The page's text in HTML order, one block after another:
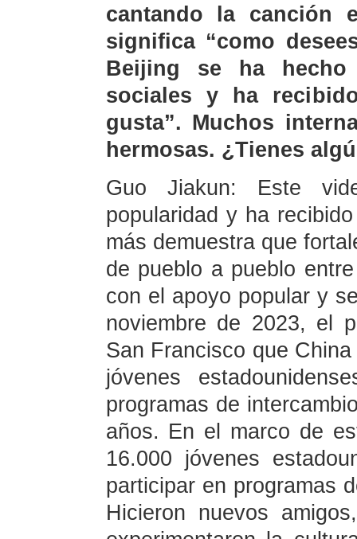
cantando la canción
significa “como
Beijing se ha
sociales y ha
gusta”. Muchos
hermosas. ¿Tienes
Guo Jiakun: Este
popularidad y ha
más demuestra que
de pueblo a pueblo
con el apoyo popular y
noviembre de 2023, el
San Francisco que
jóvenes
programas de
años. En el marco de
16.000 jóvenes
participar en programas
Hicieron nuevos